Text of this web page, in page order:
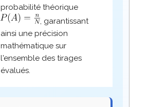
probabilité théorique
, garantissant
ainsi une précision
mathématique sur
l'ensemble des tirages
évalués.